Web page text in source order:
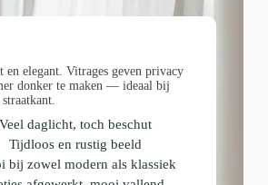
en elegant. Vitrages geven privacy
donker te maken — ideaal bij
Veel daglicht, toch beschut
Tijdloos en rustig beeld
bij zowel modern als klassiek